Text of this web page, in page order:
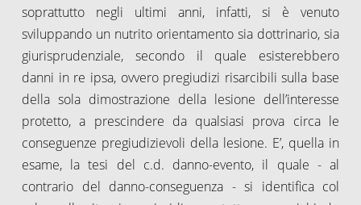
soprattutto negli ultimi anni, infatti, si è venuto
sviluppando un nutrito orientamento sia dottrinario, sia
giurisprudenziale, secondo il quale esisterebbero
danni in re ipsa, ovvero pregiudizi risarcibili sulla base
della sola dimostrazione della lesione dell’interesse
protetto, a prescindere da qualsiasi prova circa le
conseguenze pregiudizievoli della lesione. E’, quella in
esame, la tesi del c.d. danno-evento, il quale - al
contrario del danno-conseguenza - si identifica col